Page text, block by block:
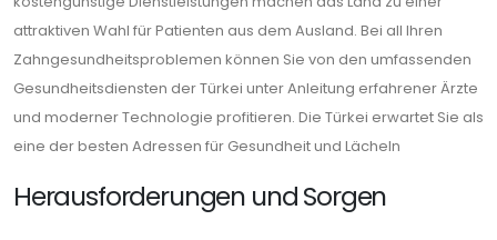
attraktiven Wahl für Patienten aus dem Ausland. Bei all Ihren
Zahngesundheitsproblemen können Sie von den umfassenden
Gesundheitsdiensten der Türkei unter Anleitung erfahrener Ärzte
und moderner Technologie profitieren. Die Türkei erwartet Sie als
eine der besten Adressen für Gesundheit und Lächeln
Herausforderungen und Sorgen